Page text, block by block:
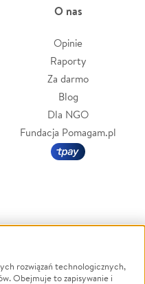
O nas
Opinie
Raporty
Za darmo
Blog
Dla NGO
Fundacja Pomagam.pl
Powódź
rozwiązań technologicznych,
Obejmuje to zapisywanie i